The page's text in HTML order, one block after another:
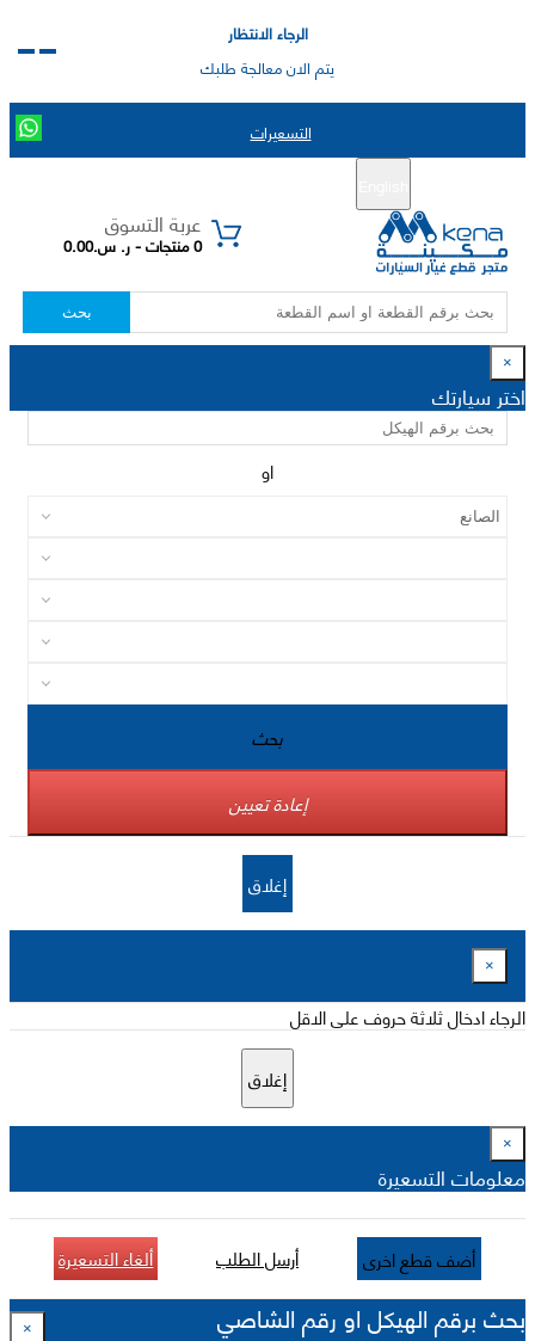
الرجاء الانتظار
يتم الان معالجة طلبك
التسعيرات
عربة التسوق
0 منتجات - ر. س.0.00
بحث
×
اختر سيارتك
او
بحث
إعادة تعيين
إغلاق
×
الرجاء ادخال ثلاثة حروف على الاقل
إغلاق
×
معلومات التسعيرة
أضف قطع اخرى أرسل الطلب ألغاء التسعيرة
بحث برقم الهيكل او رقم الشاصي ×